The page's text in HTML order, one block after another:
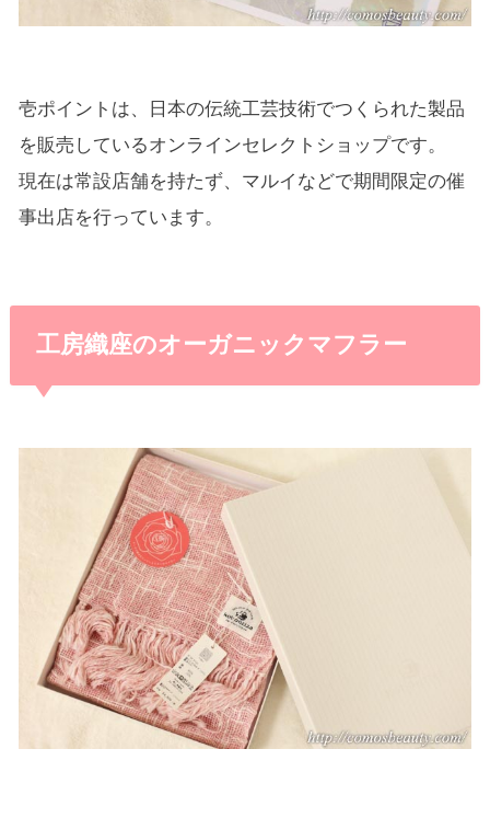
壱ポイントは、日本の伝統工芸技術でつくられた製品
を販売しているオンラインセレクトショップです。
現在は常設店舗を持たず、マルイなどで期間限定の催
事出店を行っています。
工房織座のオーガニックマフラー